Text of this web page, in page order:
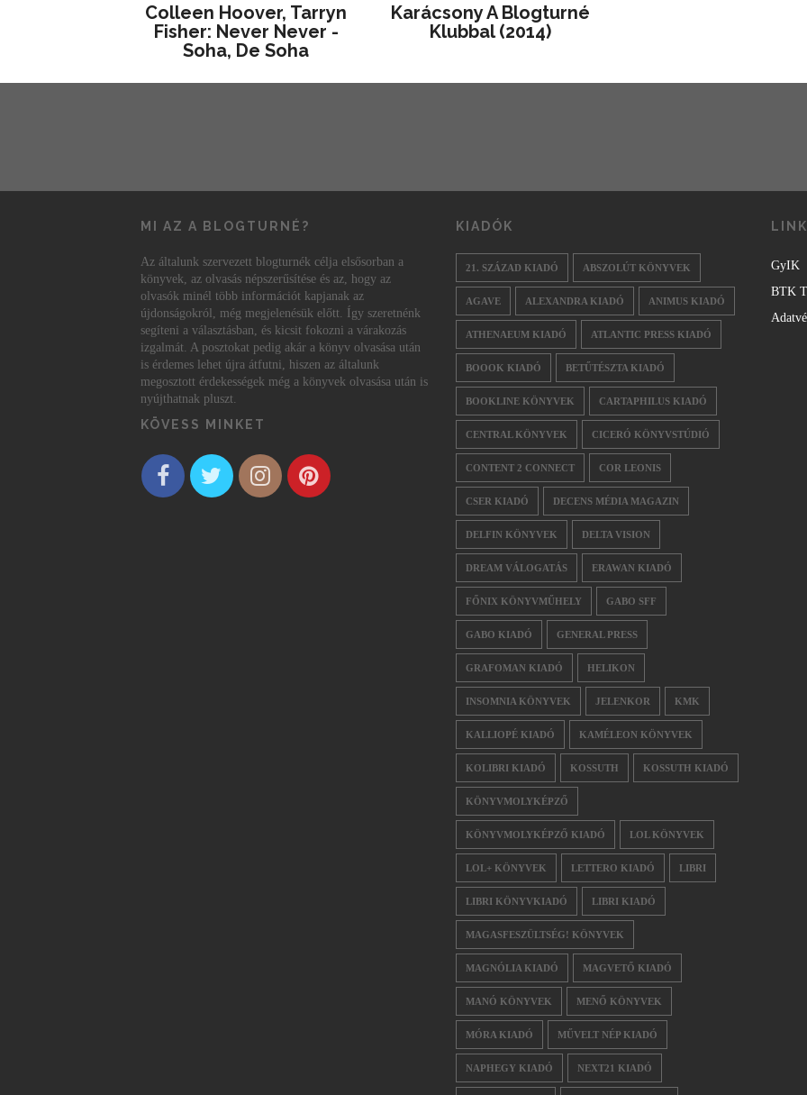
Colleen Hoover, Tarryn
Fisher: Never Never -
Soha, De Soha
Karácsony A Blogturné
Klubbal (2014)
MI AZ A BLOGTURNÉ?
Az általunk szervezett blogturnék célja elsősorban a
könyvek, az olvasás népszerűsítése és az, hogy az
olvasók minél több információt kapjanak az
újdonságokról, még megjelenésük előtt. Így szeretnénk
segíteni a választásban, és kicsit fokozni a várakozás
izgalmát. A posztokat pedig akár a könyv olvasása után
is érdemes lehet újra átfutni, hiszen az általunk
megosztott érdekességek még a könyvek olvasása után is
nyújthatnak pluszt.
KÖVESS MINKET
KIADÓK
21. SZÁZAD KIADÓ ABSZOLÚT KÖNYVEK
AGAVE ALEXANDRA KIADÓ ANIMUS KIADÓ
ATHENAEUM KIADÓ ATLANTIC PRESS KIADÓ
BOOOK KIADÓ BETŰTÉSZTA KIADÓ
BOOKLINE KÖNYVEK CARTAPHILUS KIADÓ
CENTRAL KÖNYVEK CICERÓ KÖNYVSTÚDIÓ
CONTENT 2 CONNECT COR LEONIS
CSER KIADÓ DECENS MÉDIA MAGAZIN
DELFIN KÖNYVEK DELTA VISION
DREAM VÁLOGATÁS ERAWAN KIADÓ
FŐNIX KÖNYVMŰHELY GABO SFF
GABO KIADÓ GENERAL PRESS
GRAFOMAN KIADÓ HELIKON
INSOMNIA KÖNYVEK JELENKOR KMK
KALLIOPÉ KIADÓ KAMÉLEON KÖNYVEK
KOLIBRI KIADÓ KOSSUTH KOSSUTH KIADÓ
KÖNYVMOLYKÉPZŐ
KÖNYVMOLYKÉPZŐ KIADÓ LOL KÖNYVEK
LOL+ KÖNYVEK LETTERO KIADÓ LIBRI
LIBRI KÖNYVKIADÓ LIBRI KIADÓ
MAGASFESZÜLTSÉG! KÖNYVEK
MAGNÓLIA KIADÓ MAGVETŐ KIADÓ
MANÓ KÖNYVEK MENŐ KÖNYVEK
MÓRA KIADÓ MŰVELT NÉP KIADÓ
NAPHEGY KIADÓ NEXT21 KIADÓ
GyIK
BTK